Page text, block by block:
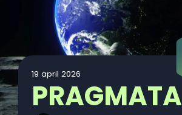
19 april 2026
PRAGMATA